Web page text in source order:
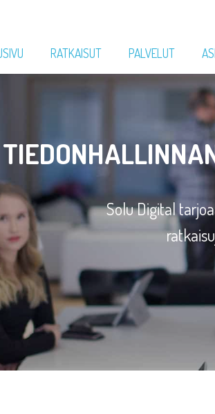
RATKAISUT PALVELUT
Solu Digital